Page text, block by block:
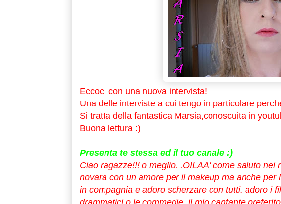
Eccoci con una nuova intervista!
Una delle interviste a cui tengo in particolare
Si tratta della fantastica Marsia,conoscuita in
Buona lettura :)
Presenta te stessa ed il tuo canale :)
Ciao ragazze!!! o meglio. .OILAA' come saluto nei
novara con un amore per il makeup ma anche
in compagnia e adoro scherzare con tutti. adoro i